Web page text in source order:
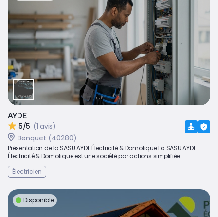
AYDE
5/5 (1 avis)
Benquet (40280)
Présentation de la SASU AYDE Électricité & Domotique La SASU AYDE
Électricité & Domotique est une société par actions simplifiée...
Électricien
Disponible